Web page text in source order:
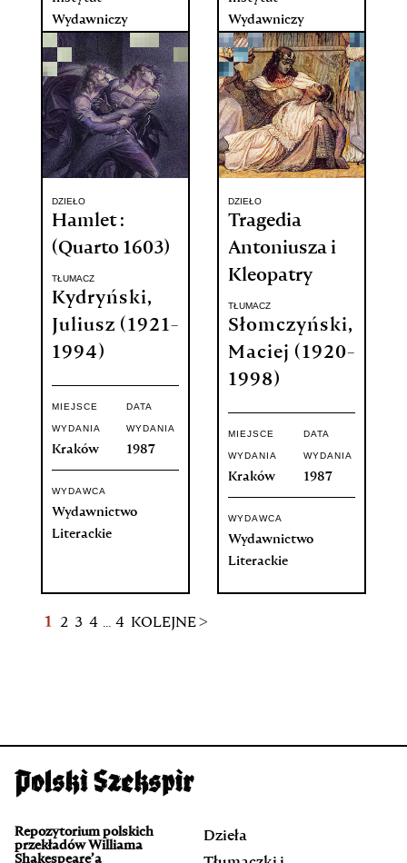
Wydawniczy
Wydawniczy
DZIEŁO
Hamlet :
(Quarto 1603)
TŁUMACZ
Kydryński,
Juliusz (1921-
1994)
MIEJSCE
WYDANIA
Kraków
DATA
WYDANIA
1987
WYDAWCA
Wydawnictwo
Literackie
DZIEŁO
Tragedia
Antoniusza i
Kleopatry
TŁUMACZ
Słomczyński,
Maciej (1920-
1998)
MIEJSCE
WYDANIA
Kraków
DATA
WYDANIA
1987
WYDAWCA
Wydawnictwo
Literackie
1 2 3 4 ... 4 KOLEJNE >
Repozytorium polskich
przekładów Williama
Shakespeare’a
Dzieła